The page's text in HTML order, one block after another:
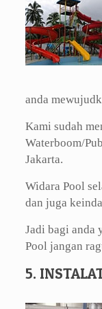
anda
Kami sudah
Waterboom/
Jakarta.
Widara Pool
dan juga
Jadi bagi anda
Pool jangan
5.